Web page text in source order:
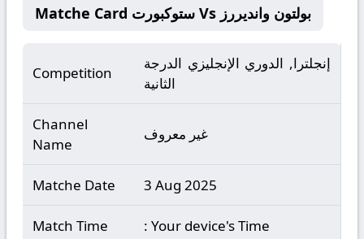
Matche Card ستوكبورت Vs بولتون وانديررز
Competition
إنجلترا, الدوري الإنجليزي الدرجة
الثانية
Channel
Name
غير معروف
Matche Date 3 Aug 2025
Match Time : Your device's Time